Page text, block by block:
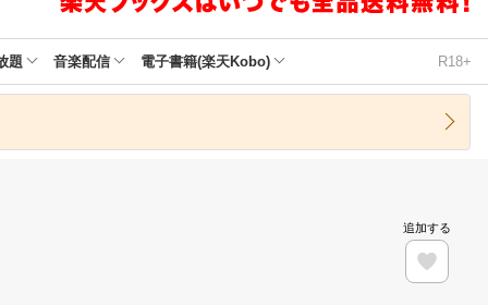
楽天ミュージック
楽天TV
題 音楽配信 電子書籍(楽天Kobo) R18+
追加する